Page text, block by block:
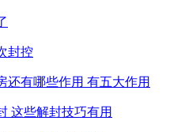
封控
还有哪些作用 有五大作用
这些解封技巧有用